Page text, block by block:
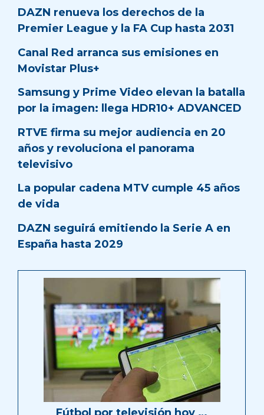
DAZN renueva los derechos de la
Premier League y la FA Cup hasta 2031
Canal Red arranca sus emisiones en
Movistar Plus+
Samsung y Prime Video elevan la batalla
por la imagen: llega HDR10+ ADVANCED
RTVE firma su mejor audiencia en 20
años y revoluciona el panorama
televisivo
La popular cadena MTV cumple 45 años
de vida
DAZN seguirá emitiendo la Serie A en
España hasta 2029